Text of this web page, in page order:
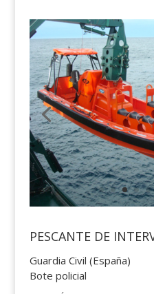
PESCANTE DE
Guardia Civil (España)
Bote policial